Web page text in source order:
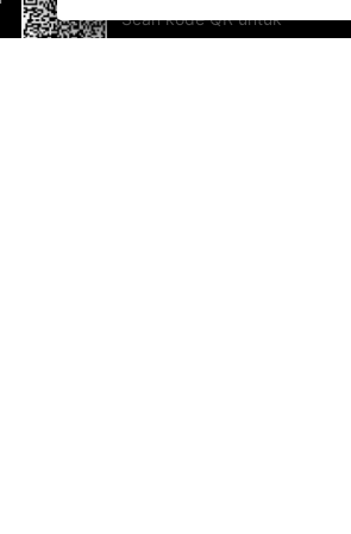
Scan kode QR untuk
mengunduh sekarang!